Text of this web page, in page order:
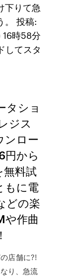
下りて急
。 投稿:
時58分
してスタ
タショ
ジス
ンロー
円から
料試
もに電
どの楽
や作曲
店舗に?!
り、急流